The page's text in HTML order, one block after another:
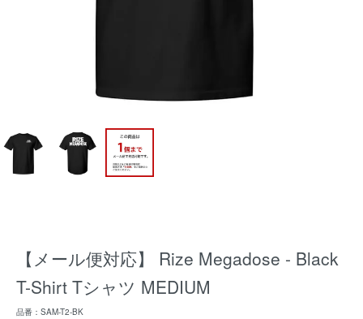
【メール便対応】 Rize Megadose - Black
T-Shirt Tシャツ MEDIUM
品番：SAM-T2-BK